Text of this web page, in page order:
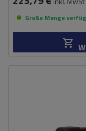
Große Menge